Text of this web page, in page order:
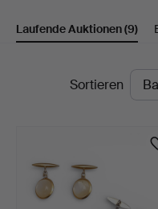
beiLaufende Auktionen(9)
LaufendeSortieren